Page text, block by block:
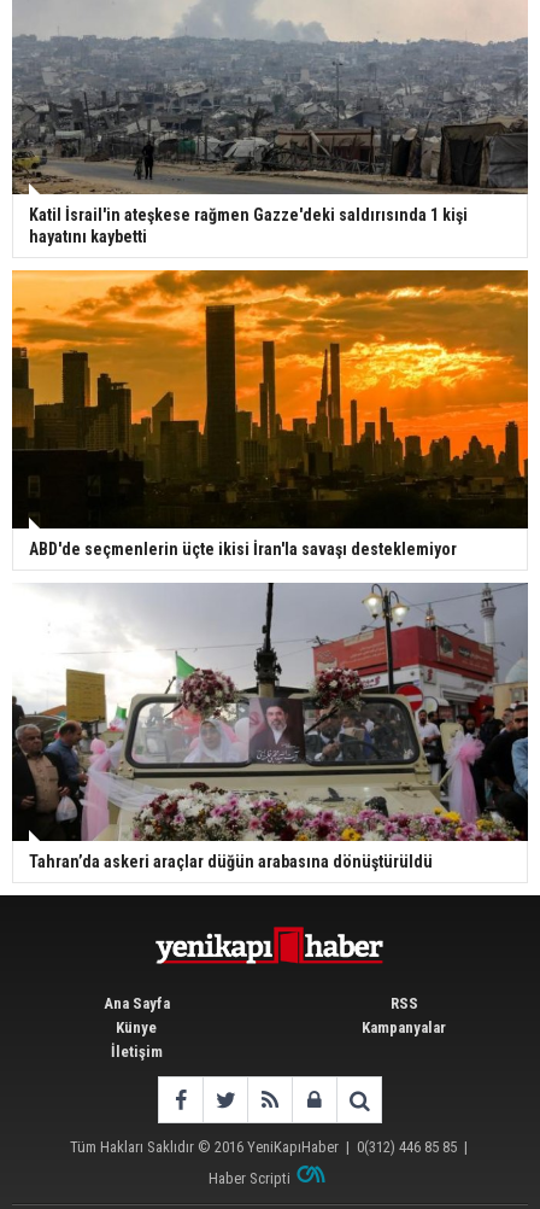
Katil İsrail'in ateşkese rağmen Gazze'deki saldırısında 1 kişi
hayatını kaybetti
ABD'de seçmenlerin üçte ikisi İran'la savaşı desteklemiyor
Tahran’da askeri araçlar düğün arabasına dönüştürüldü
Ana Sayfa
Künye
İletişim
RSS
Kampanyalar
Tüm Hakları Saklıdır © 2016 YeniKapıHaber| 0(312) 446 85 85|
Haber Scripti